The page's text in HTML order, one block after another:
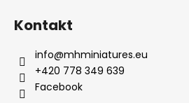
Kontakt
info@mhminiatures.eu
+420 778 349 639
Facebook